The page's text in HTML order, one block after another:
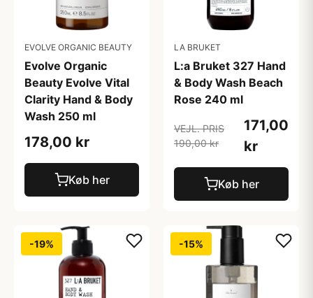
EVOLVE ORGANIC BEAUTY
Evolve Organic
Beauty Evolve Vital
Clarity Hand & Body
Wash 250 ml
178,00 kr
Køb her
LA BRUKET
L:a Bruket 327 Hand
& Body Wash Beach
Rose 240 ml
VEJL. PRIS
190,00 kr
171,00
kr
Køb her
-19% -15%